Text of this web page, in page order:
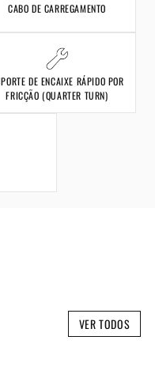
CABO DE CARREGAMENTO
DE ENCAIXE RÁPIDO POR
FRICÇÃO (QUARTER TURN)
VER TODOS